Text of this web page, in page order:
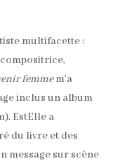
multifacette :
femmem’a
inclus un album
EstElle a
du livre et des
message sur scène